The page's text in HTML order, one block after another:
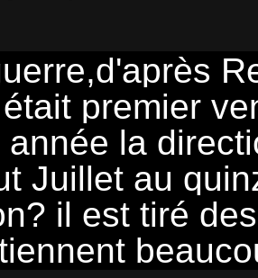
premier
année la
Juillet au
il est tiré